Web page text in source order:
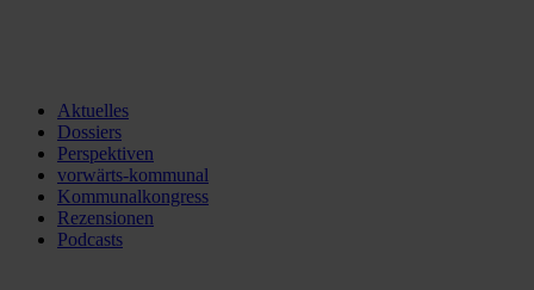
Aktuelles
Dossiers
Perspektiven
vorwärts-kommunal
Kommunalkongress
Rezensionen
Podcasts